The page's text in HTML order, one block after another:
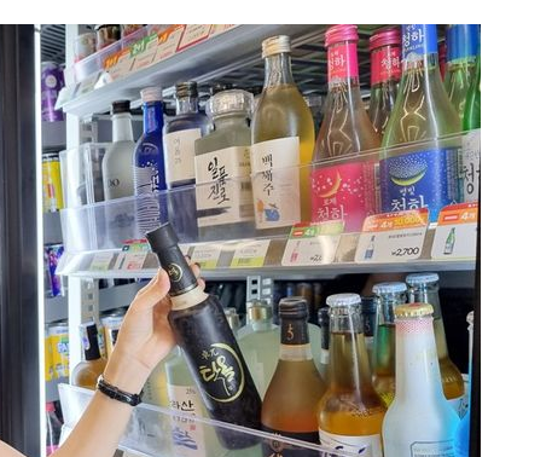
1
"숙련된 모습" 통영 60대女
제로 갈 가능성 있나…범인의
2
신동엽의 ‘농담’으로 드러난
‘대중적 편견’ [이슈]
3
‘탄약 고갈 보도’에 격노한 트
색출하라”
4
"정청래, 李 모욕에 침묵" vs
말라"…친명-친청 최고위원
격돌
5
강원 동해안 '물폭탄'…도로 침
고립